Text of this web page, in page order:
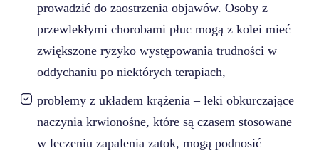
prowadzić do zaostrzenia objawów. Osoby z
przewlekłymi chorobami płuc mogą z kolei mieć
zwiększone ryzyko występowania trudności w
oddychaniu po niektórych terapiach,
problemy z układem krążenia – leki obkurczające
naczynia krwionośne, które są czasem stosowane
w leczeniu zapalenia zatok, mogą podnosić